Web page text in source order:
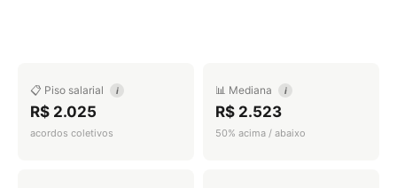
📋 Piso salarial i
R$ 2.025
acordos coletivos
📊 Mediana i
R$ 2.523
50% acima / abaixo